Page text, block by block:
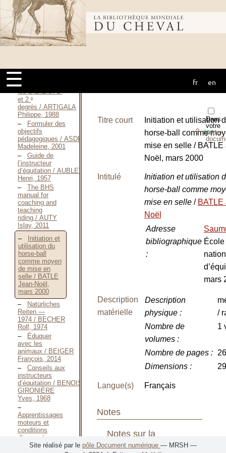
Bibliothèque
mondiale du
cheval
☰ fr en
Confusions
équestres / ANTOINE
Guillaume, 2011
Enseigner
l’équitation
aujourd’hui / ANTOINE
réponses de
sciences
biologiques pour
et 2 e
degrés / ARTIGALA
Philippe, 1988
Formuler des
objectifs
pédagogiques / ASDRUBAL
Madeleine, 2001
Guide de
l’instructeur
d’équitation / AUBLET
Henri, 1957
The BHS
manual for
coaching and
teaching
riding / AUTY
Islay, 2011
Initiation et
utilisation du
horse-ball
comme moyen
de mise en
selle / BATLE
Jean-Noël,
mars 2000
Natürliches
Reiten —
1974 / BECHER
Rolf, 1974
Éduquer
avec les
animaux / BEIGER
François, 2014
Conseils aux
instructeurs
d’équitation / BENOIST-
GIRONIÈRE
Yves, 1968
Apprentissages
moteurs et
conditions
d’apprentissages
Dans
votre
porte-
⇪PDF
Titre court
Initiation et utilisation
horse-ball comme
mise en selle / BATLE
Noël, mars 2000
Intitulé
Initiation et utilisation
horse-ball comme
mise en selle / BATLE
Noël
Adresse
bibliographique
:
École
mars
Description
matérielle
Description
physique:
/
Nombre de
volumes:
1
Nombre de pages:
Dimensions:
Langue(s) Français
Notes
Notes sur la
publication
Site réalisé par le pôle Document numérique — MRSH —